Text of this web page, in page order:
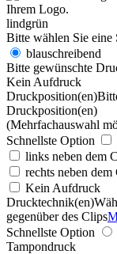
lindgrün
Bitte wählen Sie eine
blauschreibend
Bitte gewünschte
Kein Aufdruck
Druckposition(en)
Druckposition(en)
(Mehrfachauswahl
Schnellste Option
links neben dem
rechts neben dem
Kein Aufdruck
Drucktechnik(en)
gegenüber des Clips
Schnellste Option
Tampondruck